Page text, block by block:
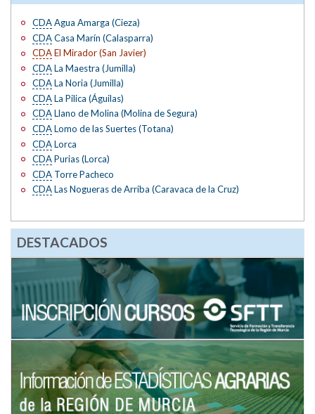
CDAAgua Amarga (Cieza)
CDACasa Marín (Calasparra)
CDAEl Mirador (San Javier)
CDALa Maestra (Jumilla)
CDALa Noria (Jumilla)
CDALa Pilica (Águilas)
CDALlano de Molina (Molina de Segura)
CDALomo de las Suertes (Totana)
CDALorca
CDAPurias (Lorca)
CDA Torre Pacheco
CDALas Nogueras de Arriba (Caravaca de la Cruz)
DESTACADOS